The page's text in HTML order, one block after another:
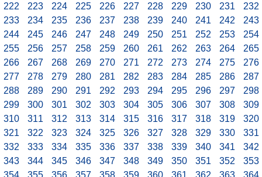
222
223 224 225 226 227 228 229 230 231
232
233
234 235 236 237 238 239 240 241 242
243
244
245 246 247 248 249 250 251 252 253
254
255
256 257 258 259 260 261 262 263 264
265
266
267 268 269 270 271 272 273 274 275
276
277
278 279 280 281 282 283 284 285 286
287
288
289 290 291 292 293 294 295 296 297
298
299
300 301 302 303 304 305 306 307 308
309
310
311 312 313 314 315 316 317 318 319
320
321
322 323 324 325 326 327 328 329 330
331
332
333 334 335 336 337 338 339 340 341
342
343
344 345 346 347 348 349 350 351 352
353
354
355 356 357 358 359 360 361 362 363
364